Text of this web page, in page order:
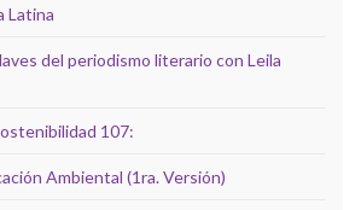
Latina
del periodismo literario con Leila
107:
Ambiental (1ra. Versión)